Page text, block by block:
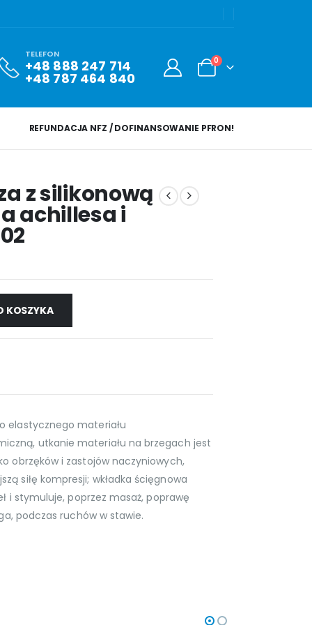
TELEFON
+48 888 247 714
+48 787 464 840
0
REFUNDACJA NFZ / DOFINANSOWANIE PFRON!
z silikonową
achillesa i
KOSZYKA
elastycznego materiału
utkanie materiału na brzegach jest
obrzęków i zastojów naczyniowych,
siłę kompresji; wkładka ścięgnowa
i stymuluje, poprzez masaż, poprawę
podczas ruchów w stawie.